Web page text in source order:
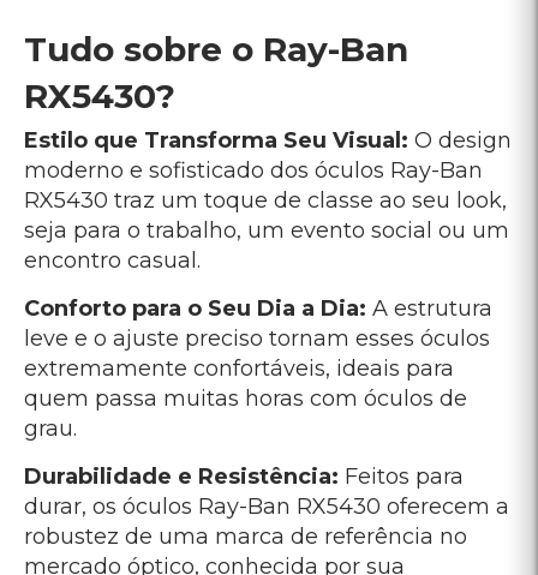
Durabilidade e Resistência:
durar, os óculos Ray-Ban RX5430 oferecem a
robustez de uma marca de referência no
mercado óptico, conhecida por sua
qualidade e resistência.
Praticidade e Versatilidade: Seja para
lentes de grau ou apenas para compor o seu
visual, o modelo RX5430 é versátil e atende
às suas necessidades diárias. Com uma
armação de fácil adaptação, você pode
combinar esses óculos com diferentes estilos
de roupa e situações.
Marca Ray-Ban: Reconhecida
mundialmente, a Ray-Ban é sinônimo de
qualidade, inovação e estilo. Ao escolher um
óculos Ray-Ban, você não está apenas